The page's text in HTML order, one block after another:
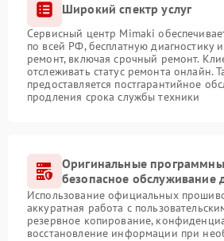
Широкий спектр услуг
Сервисный центр Mimaki
по всей РФ, бесплатную диагностику
ремонт, включая срочный ремонт.
отслеживать статус ремонта онлайн.
предоставляется постгарантийное
продления срока службы техники
Оригинальные
безопасное обслуживание
Использование официальных
аккуратная работа с
резервное копирование,
восстановление информации при